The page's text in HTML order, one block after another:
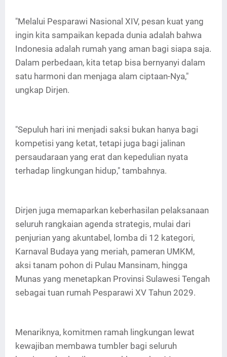
"Melalui Pesparawi Nasional XIV, pesan kuat yang
ingin kita sampaikan kepada dunia adalah bahwa
Indonesia adalah rumah yang aman bagi siapa saja.
Dalam perbedaan, kita tetap bisa bernyanyi dalam
satu harmoni dan menjaga alam ciptaan-Nya,"
ungkap Dirjen.
"Sepuluh hari ini menjadi saksi bukan hanya bagi
kompetisi yang ketat, tetapi juga bagi jalinan
persaudaraan yang erat dan kepedulian nyata
terhadap lingkungan hidup," tambahnya.
Dirjen juga memaparkan keberhasilan pelaksanaan
seluruh rangkaian agenda strategis, mulai dari
penjurian yang akuntabel, lomba di 12 kategori,
Karnaval Budaya yang meriah, pameran UMKM,
aksi tanam pohon di Pulau Mansinam, hingga
Munas yang menetapkan Provinsi Sulawesi Tengah
sebagai tuan rumah Pesparawi XV Tahun 2029.
Menariknya, komitmen ramah lingkungan lewat
kewajiban membawa tumbler bagi seluruh